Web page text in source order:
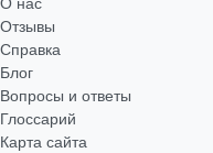
Отзывы
Справка
Блог
Вопросы и ответы
Глоссарий
Карта сайта